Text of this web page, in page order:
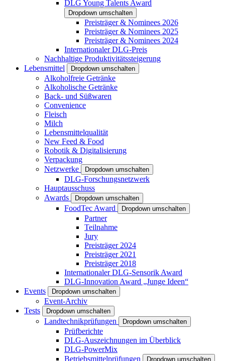
DLG Young Talents Award
Dropdown umschalten
Preisträger & Nominees 2026
Preisträger & Nominees 2025
Preisträger & Nominees 2024
Internationaler DLG-Preis
Nachhaltige Produktivitätssteigerung
Lebensmittel
Dropdown umschalten
Alkoholfreie Getränke
Alkoholische Getränke
Back- und Süßwaren
Convenience
Fleisch
Milch
Lebensmittelqualität
New Feed & Food
Robotik & Digitalisierung
Verpackung
Netzwerke
Dropdown umschalten
DLG-Forschungsnetzwerk
Hauptausschuss
Awards
Dropdown umschalten
FoodTec Award Dropdown umschalten
Partner
Teilnahme
Jury
Preisträger 2024
Preisträger 2021
Preisträger 2018
Internationaler DLG-Sensorik Award
DLG-Innovation Award „Junge Ideen“
Events
Dropdown umschalten
Event-Archiv
Tests
Dropdown umschalten
Landtechnikprüfungen Dropdown umschalten
Prüfberichte
DLG-Auszeichnungen im Überblick
DLG-PowerMix
Betriebsmittelprüfungen
Dropdown umschalten